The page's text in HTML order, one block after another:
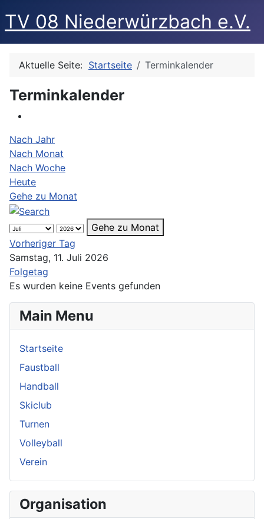
TV 08 Niederwürzbach e.V.
Aktuelle Seite: Startseite Terminkalender
Terminkalender
Nach Jahr
Nach Monat
Nach Woche
Heute
Gehe zu Monat
Gehe zu Monat
Vorheriger Tag
Samstag, 11. Juli 2026
Folgetag
Es wurden keine Events gefunden
Main Menu
Startseite
Faustball
Handball
Skiclub
Turnen
Volleyball
Verein
Organisation